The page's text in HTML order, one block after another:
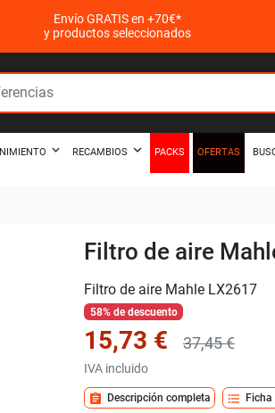
Envío GRATIS en +70€*
y productos seleccionados
RECAMBIOS PACKS OFERTAS
Filtro de aire
Filtro de aire Mahle LX2617
58% de descuento
15,73 € 37,45 €
IVA incluido
assignment Descripción completa format_list_bulleted Ficha